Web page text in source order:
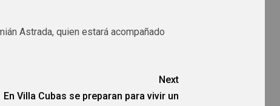
Astrada, quien estará acompañado
Next
En Villa Cubas se preparan para vivir un